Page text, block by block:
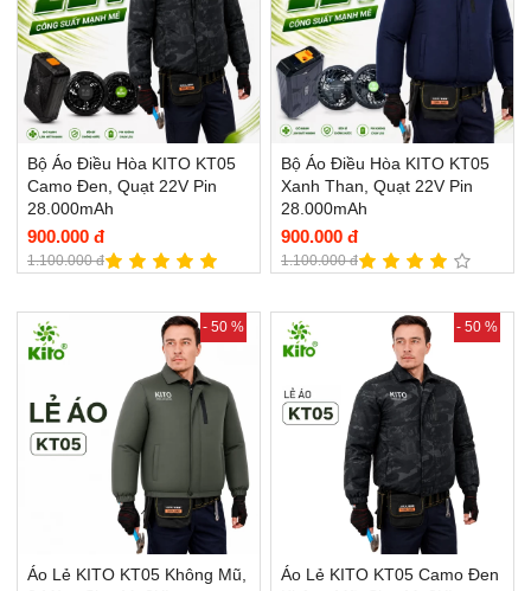
Bộ Áo Điều Hòa KITO KT05
Camo Đen, Quạt 22V Pin
28.000mAh
900.000 đ
1.100.000 đ
Bộ Áo Điều Hòa KITO KT05
Xanh Than, Quạt 22V Pin
28.000mAh
900.000 đ
1.100.000 đ
- 50 %
Áo Lẻ KITO KT05 Không Mũ,
- 50 %
Áo Lẻ KITO KT05 Camo Đen